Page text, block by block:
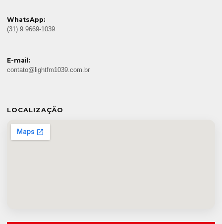
WhatsApp:
(31) 9 9669-1039
E-mail:
contato@lightfm1039.com.br
LOCALIZAÇÃO